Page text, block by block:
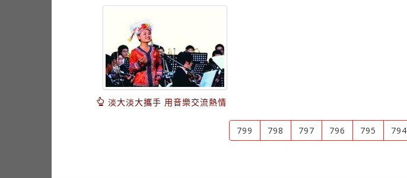
淡大淡大攜手 用音樂交流熱情
799 798 797 796 795 794